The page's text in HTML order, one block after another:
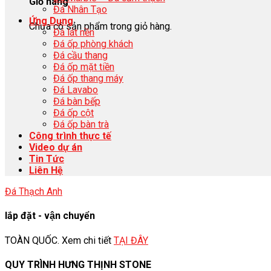
Chưa có sản phẩm trong giỏ hàng.
Đá Nhân Tạo
Ứng Dụng
Đá lát nền
Đá ốp phòng khách
Đá cầu thang
Đá ốp mặt tiền
Đá ốp thang máy
Đá Lavabo
Đá bàn bếp
Đá ốp cột
Đá ốp bàn trà
Công trình thực tế
Video dự án
Tin Tức
Liên Hệ
Đá Thạch Anh
lắp đặt - vận chuyển
TOÀN QUỐC. Xem chi tiết TẠI ĐÂY
QUY TRÌNH HƯNG THỊNH STONE